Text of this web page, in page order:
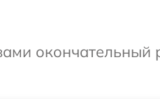
окончательный